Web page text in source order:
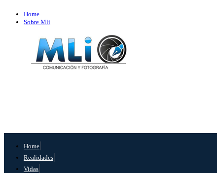
Home
Sobre Mli
Home
Realidades
Vidas